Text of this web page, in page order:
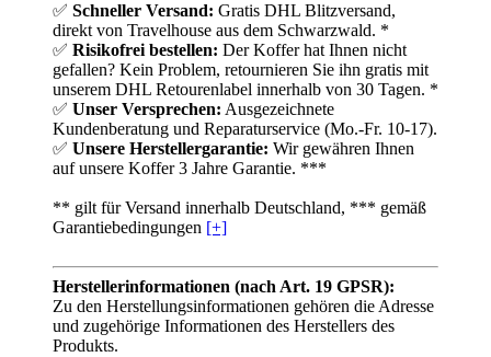
✅ Schneller Versand: Gratis DHL Blitzversand,
direkt von Travelhouse aus dem Schwarzwald. *
✅ Risikofrei bestellen: Der Koffer hat Ihnen nicht
gefallen? Kein Problem, retournieren Sie ihn gratis mit
unserem DHL Retourenlabel innerhalb von 30 Tagen. *
✅ Unser Versprechen: Ausgezeichnete
Kundenberatung und Reparaturservice (Mo.-Fr. 10-17).
✅ Unsere Herstellergarantie: Wir gewähren Ihnen
auf unsere Koffer 3 Jahre Garantie. ***
** gilt für Versand innerhalb Deutschland, *** gemäß
Garantiebedingungen [+]
Herstellerinformationen (nach Art. 19 GPSR):
Zu den Herstellungsinformationen gehören die Adresse
und zugehörige Informationen des Herstellers des
Produkts.